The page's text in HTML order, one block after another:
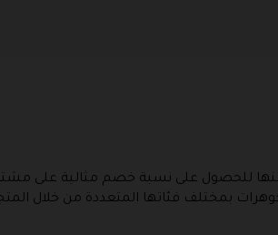
للحصول على نسبة خصم مثالية على
بمختلف فئاتها المتعددة من خلال